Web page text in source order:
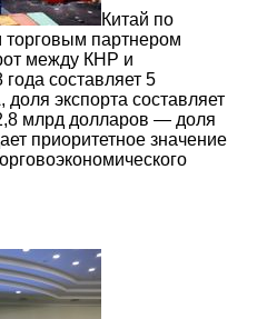
Китай по
торговым партнером
между КНР и
составляет 5
экспорта составляет
млрд долларов — доля
приоритетное значение